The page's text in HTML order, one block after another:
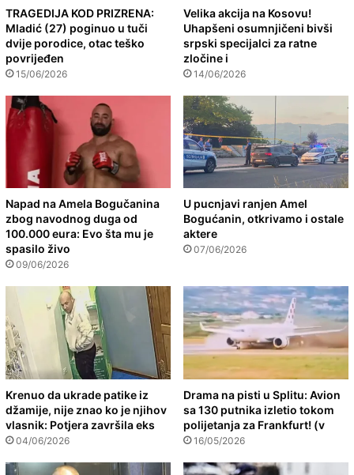
TRAGEDIJA KOD PRIZRENA:
Mladić (27) poginuo u tuči
dvije porodice, otac teško
povrijeđen
15/06/2026
Velika akcija na Kosovu!
Uhapšeni osumnjičeni bivši
srpski specijalci za ratne
zločine i
14/06/2026
Napad na Amela Bogučanina
zbog navodnog duga od
100.000 eura: Evo šta mu je
spasilo živo
09/06/2026
U pucnjavi ranjen Amel
Bogućanin, otkrivamo i ostale
aktere
07/06/2026
Krenuo da ukrade patike iz
džamije, nije znao ko je njihov
vlasnik: Potjera završila eks
04/06/2026
Drama na pisti u Splitu: Avion
sa 130 putnika izletio tokom
polijetanja za Frankfurt! (v
16/05/2026